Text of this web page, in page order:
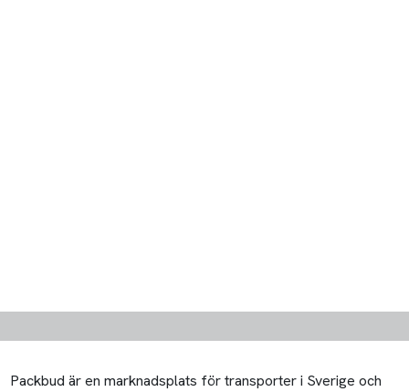
Packbud är en marknadsplats för transporter i Sverige och